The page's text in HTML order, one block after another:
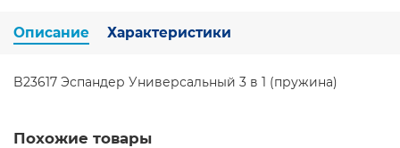
Описание Характеристики
B23617 Эспандер Универсальный 3 в 1 (пружина)
Похожие товары